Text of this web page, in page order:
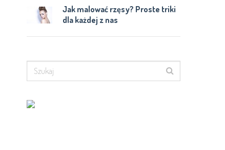
Jak malować rzęsy? Proste triki
dla każdej z nas